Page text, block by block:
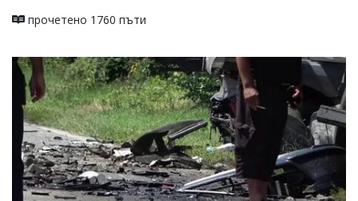
Иван
office@flagman.bg
Коментарите
под
статиите
въвеждат
читателите
прочетено 1760 пъти